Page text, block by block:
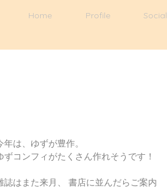
Home Profile Social
は、ゆずが豊作。
コンフィがたくさん作れそうです！
はまた来月、 書店に並んだらご案内